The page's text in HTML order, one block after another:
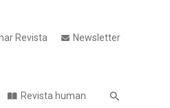
Revista Newsletter
Revista human Pesquisa